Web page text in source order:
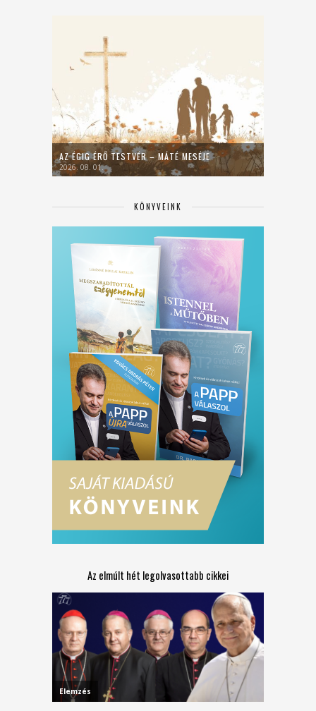
AZ ÉGIG ÉRŐ TESTVÉR – MÁTÉ MESÉJE
2026. 08. 01.
KÖNYVEINK
Az elmúlt hét legolvasottabb cikkei